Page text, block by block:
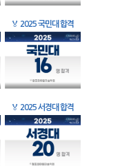
🏅 2025 국민대 합격
🏅 2025 서경대 합격